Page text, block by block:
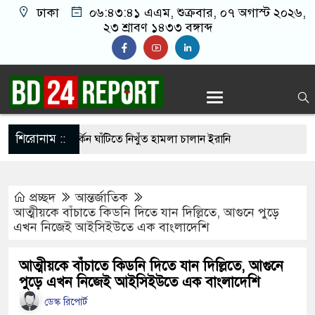
ঢাকা ০৬:৪৩:৪২ এএম, শুক্রবার, ০৭ অগাস্ট ২০২৬,
২৩ শ্রাবণ ১৪৩৩ বঙ্গাব্দ
শিরোনাম ::
ছাড়াই মার্কিন ঘাঁটিতে নিখুঁত হামলা চালান ইরানি
১০০ পরিবারকে নতুন ঘর দেবেন প্রধানমন্ত্রী
ছবি তুলে লন্ডনে বয়ফ্রেন্ডের কাছে পাঠাতেন
ছাত্রী
‘হাজারগুণ ভালো’ দেশ চালাচ্ছেন তারেক রহমান:
প্রচ্ছদ
আন্তর্জাতিক
আত্মীয়কে বাঁচাতে কিডনি দিতে যান দিল্লিতে, আগুনে পুড়ে
এখন নিজেই আইসিইউতে এক বাংলাদেশি
আত্মীয়কে বাঁচাতে কিডনি দিতে যান দিল্লিতে, আগুনে
পুড়ে এখন নিজেই আইসিইউতে এক বাংলাদেশি
ডেস্ক রিপোর্ট